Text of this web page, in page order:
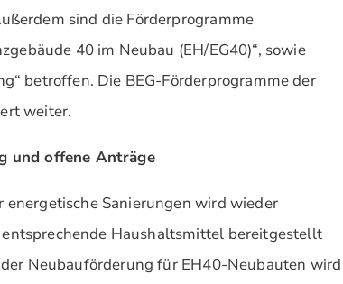
sind die Förderprogramme
40 im Neubau (EH/EG40)“, sowie
betroffen. Die BEG-Förderprogramme der
weiter.
und offene Anträge
Sanierungen wird wieder
Haushaltsmittel bereitgestellt
Neubauförderung für EH40-Neubauten wird